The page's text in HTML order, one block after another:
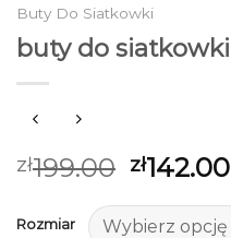
Buty Do Siatkowki
buty do siatkowki
zł199.00 zł142.00
Rozmiar